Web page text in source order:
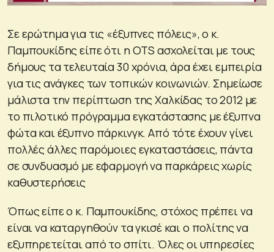
Σε ερώτημα για τις «έξυπνες πόλεις», ο κ.
Παμπουκίδης είπε ότι η OTS ασχολείται με τους
δήμους τα τελευταία 30 χρόνια, άρα έχει εμπειρία
για τις ανάγκες των τοπικών κοινωνιών. Σημείωσε
μάλιστα την περίπτωση της Χαλκίδας το 2012 με
το πιλοτικό πρόγραμμα εγκατάστασης με έξυπνα
φώτα και έξυπνο πάρκινγκ. Από τότε έχουν γίνει
πολλές άλλες παρόμοιες εγκαταστάσεις, πάντα
σε συνδυασμό με εφαρμογή να παρκάρεις χωρίς
καθυστερήσεις
Όπως είπε ο κ. Παμπουκίδης, στόχος πρέπει να
είναι να καταργηθούν τα γκισέ και ο πολίτης να
εξυπηρετείται από το σπίτι. Όλες οι υπηρεσίες